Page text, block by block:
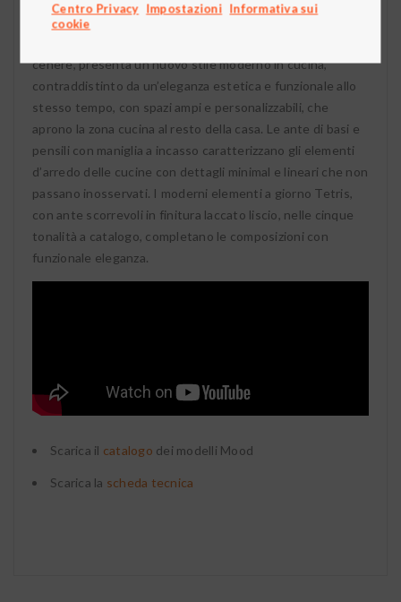
continuità dallo stile sofisticato e discreto. La nuovissima
cenere, presenta un nuovo stile moderno in cucina,
contraddistinto da un’eleganza estetica e funzionale allo
stesso tempo, con spazi ampi e personalizzabili, che
aprono la zona cucina al resto della casa. Le ante di basi e
pensili con maniglia a incasso caratterizzano gli elementi
d’arredo delle cucine con dettagli minimal e lineari che non
passano inosservati. I moderni elementi a giorno Tetris,
con ante scorrevoli in finitura laccato liscio, nelle cinque
tonalità a catalogo, completano le composizioni con
funzionale eleganza.
Scarica il catalogo dei modelli Mood
Scarica la scheda tecnica
Centro Privacy Impostazioni Informativa sui
cookie